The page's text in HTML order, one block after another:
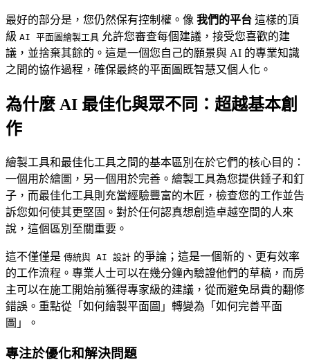
最好的部分是，您仍然保有控制權。像 我們的平台 這樣的頂
級 AI 平面圖繪製工具 允許您審查每個建議，接受您喜歡的建
議，並捨棄其餘的。這是一個您自己的願景與 AI 的專業知識
之間的協作過程，確保最終的平面圖既智慧又個人化。
為什麼 AI 最佳化與眾不同：超越基本創
作
繪製工具和最佳化工具之間的基本區別在於它們的核心目的：
一個用於繪圖，另一個用於完善。繪製工具為您提供錘子和釘
子，而最佳化工具則充當經驗豐富的木匠，檢查您的工作並告
訴您如何使其更堅固。對於任何認真想創造卓越空間的人來
說，這個區別至關重要。
這不僅僅是 傳統與 AI 設計 的爭論；這是一個新的、更有效率
的工作流程。專業人士可以在幾分鐘內驗證他們的草稿，而房
主可以在施工開始前獲得專家級的建議，從而避免昂貴的翻修
錯誤。重點從「如何繪製平面圖」轉變為「如何完善平面
圖」。
專注於優化和解決問題